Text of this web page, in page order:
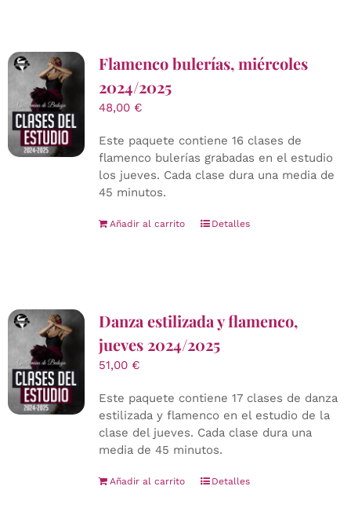
Flamenco bulerías, miércoles
2024/2025
48,00 €
Este paquete contiene 16 clases de
flamenco bulerías grabadas en el estudio
los jueves. Cada clase dura una media de
45 minutos.
Añadir al carrito Detalles
Danza estilizada y flamenco,
jueves 2024/2025
51,00 €
Este paquete contiene 17 clases de danza
estilizada y flamenco en el estudio de la
clase del jueves. Cada clase dura una
media de 45 minutos.
Añadir al carrito Detalles